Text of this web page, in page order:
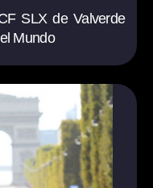
SLX de Valverde
Mundo